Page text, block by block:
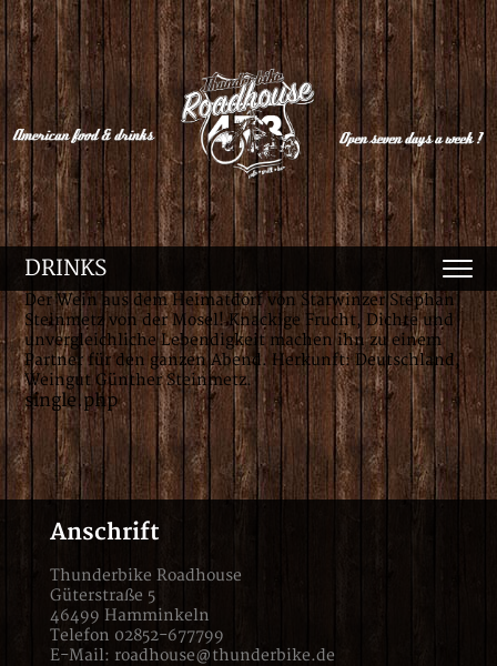
DRINKS
Der Wein aus dem Heimatdorf von Starwinzer Stephan
Steinmetz von der Mosel! Knackige Frucht, Dichte und
unvergleichliche Lebendigkeit machen ihn zu einem
Partner für den ganzen Abend. Herkunft: Deutschland,
Weingut Günther Steinmetz.
single.php
Anschrift
Thunderbike Roadhouse
Güterstraße 5
46499 Hamminkeln
Telefon 02852-677799
E-Mail: roadhouse@thunderbike.de